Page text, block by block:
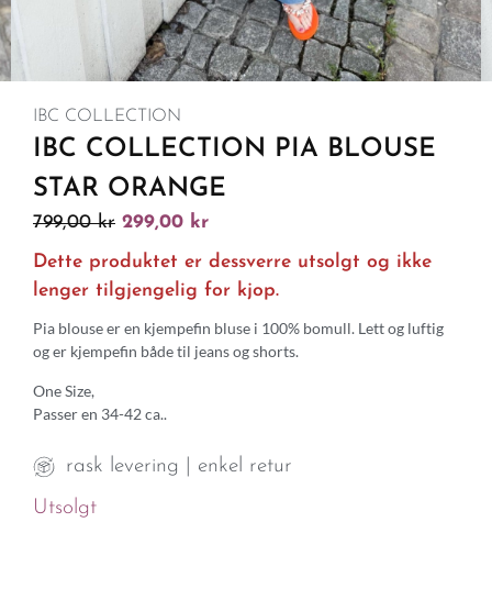
IBC COLLECTION
IBC COLLECTION PIA BLOUSE
STAR ORANGE
799,00kr 299,00 kr
Dette produktet er dessverre utsolgt og ikke
lenger tilgjengelig for kjop.
Pia blouse er en kjempefin bluse i 100% bomull. Lett og luftig
og er kjempefin både til jeans og shorts.
One Size,
Passer en 34-42 ca..
rask levering | enkel retur
Utsolgt